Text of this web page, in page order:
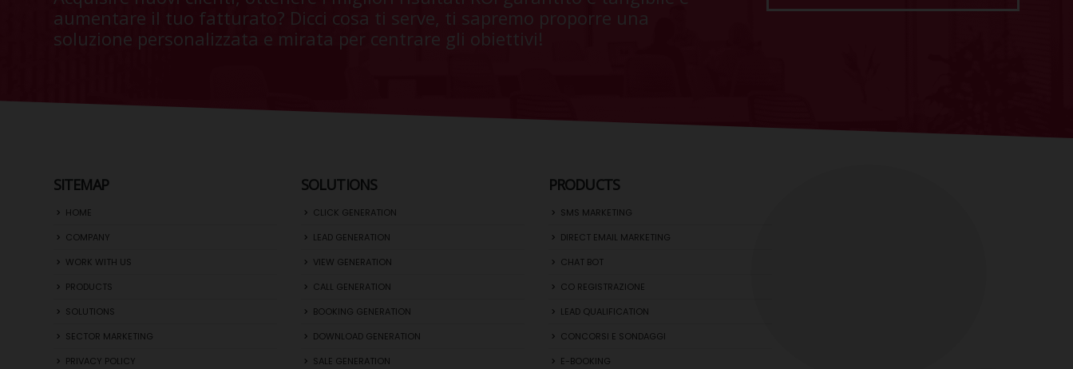
aumentare il tuo fatturato? Dicci cosa ti serve, ti sapremo proporre una
soluzione personalizzata e mirata per centrare gli obiettivi!
SITEMAP
HOME
COMPANY
WORK WITH US
PRODUCTS
SOLUTIONS
SECTOR MARKETING
PRIVACY POLICY
SOLUTIONS
CLICK GENERATION
LEAD GENERATION
VIEW GENERATION
CALL GENERATION
BOOKING GENERATION
DOWNLOAD GENERATION
SALE GENERATION
PRODUCTS
SMS MARKETING
DIRECT EMAIL MARKETING
CHAT BOT
CO REGISTRAZIONE
LEAD QUALIFICATION
CONCORSI E SONDAGGI
E-BOOKING